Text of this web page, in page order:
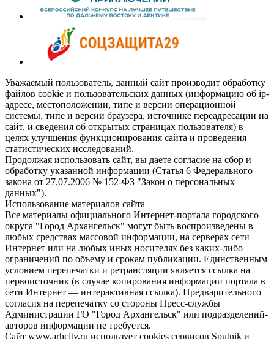
Уважаемый пользователь, данный сайт производит обработку
файлов cookie и пользовательских данных (информацию об ip-
адресе, местоположении, типе и версии операционной
системы, типе и версии браузера, источнике переадресации на
сайт, и сведения об открытых страницах пользователя) в
целях улучшения функционирования сайта и проведения
статистических исследований.
Продолжая использовать сайт, вы даете согласие на сбор и
обработку указанной информации (Статья 6 Федерального
закона от 27.07.2006 № 152-ФЗ "Закон о персональных
данных").
Использование материалов сайта
Все материалы официального Интернет-портала городского
округа "Город Архангельск" могут быть воспроизведены в
любых средствах массовой информации, на серверах сети
Интернет или на любых иных носителях без каких-либо
ограничений по объему и срокам публикации. Единственным
условием перепечатки и ретрансляции является ссылка на
первоисточник (в случае копирования информации портала в
сети Интернет — интерактивная ссылка). Предварительного
согласия на перепечатку со стороны Пресс-службы
Администрации ГО "Город Архангельск" или подразделений-
авторов информации не требуется.
Сайт www.arhcity.ru использует cookies сервисов Sputnik и